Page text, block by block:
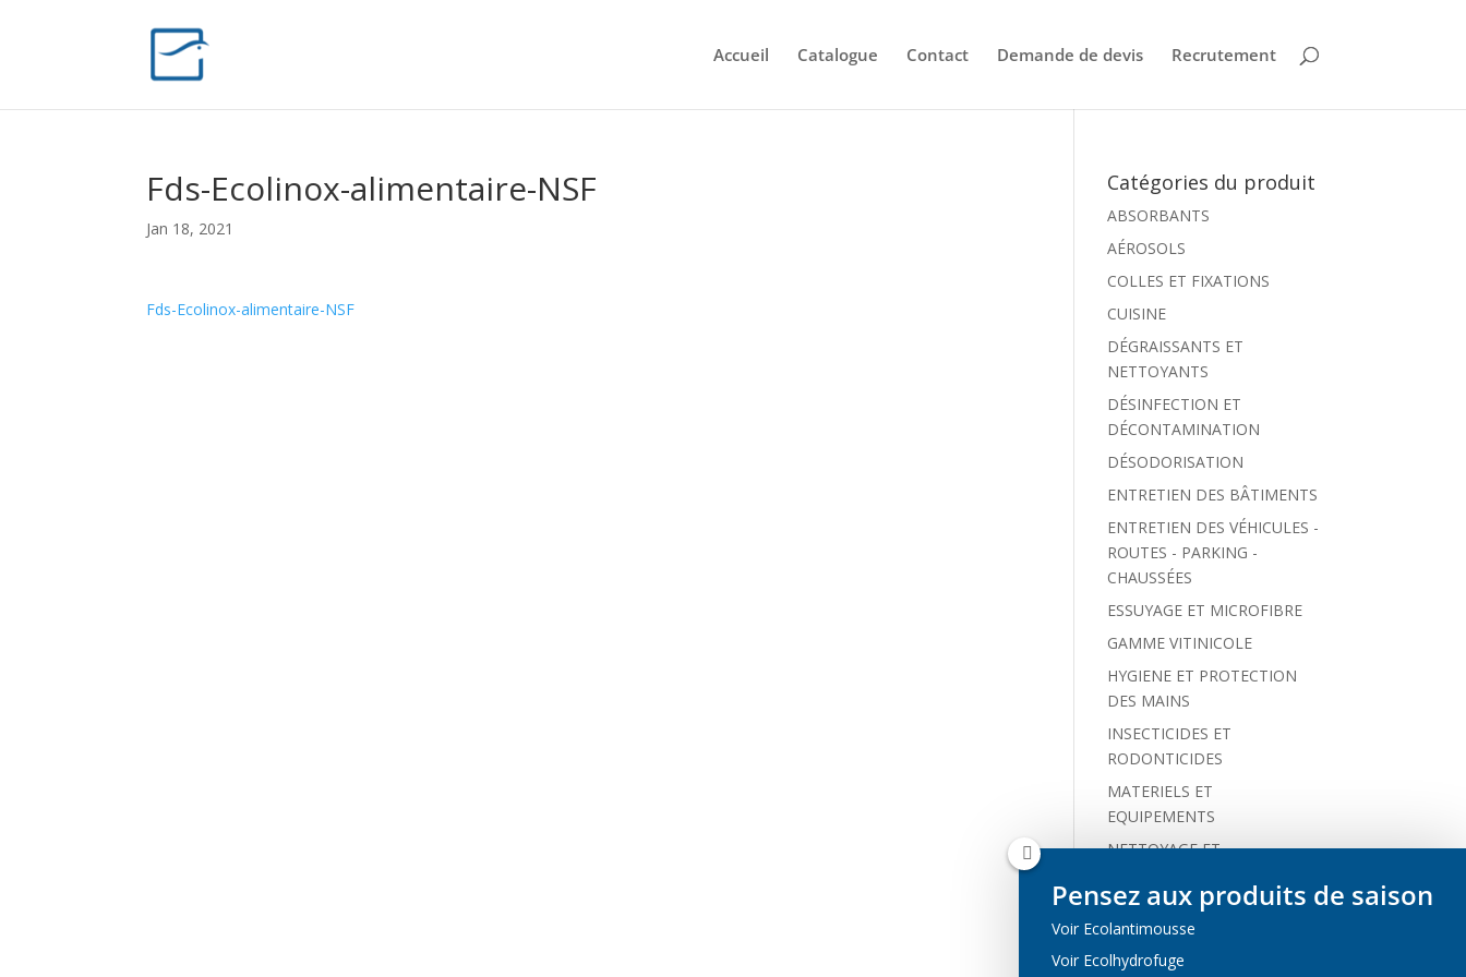
Accueil Catalogue Contact Demande de devis Recrutement
Fds-Ecolinox-alimentaire-NSF
Jan 18, 2021
Fds-Ecolinox-alimentaire-NSF
Catégories du produit
ABSORBANTS
AÉROSOLS
COLLES ET FIXATIONS
CUISINE
DÉGRAISSANTS ET
NETTOYANTS
DÉSINFECTION ET
DÉCONTAMINATION
DÉSODORISATION
ENTRETIEN DES BÂTIMENTS
ENTRETIEN DES VÉHICULES -
ROUTES - PARKING -
CHAUSSÉES
ESSUYAGE ET MICROFIBRE
GAMME VITINICOLE
HYGIENE ET PROTECTION
DES MAINS
INSECTICIDES ET
RODONTICIDES
MATERIELS ET
EQUIPEMENTS
NETTOYAGE ET
Non classé
PRODUITS ÉCOLOGIQUES
PRODUITS SPÉCIFIQUES
Pensez aux produits de saison
Voir Ecolantimousse
Voir Ecolhydrofuge